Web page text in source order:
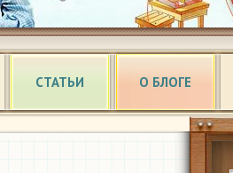
СТАТЬИ О БЛОГЕ